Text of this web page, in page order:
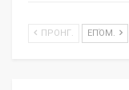
ΠΡΟΗΓ. ΕΠΌΜ.